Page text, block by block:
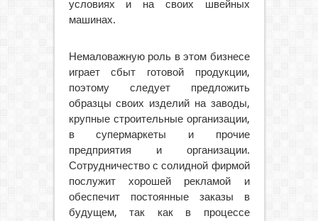
условиях и на своих швейных
машинах.
Немаловажную роль в этом бизнесе
играет сбыт готовой продукции,
поэтому следует предложить
образцы своих изделий на заводы,
крупные строительные организации,
в супермаркеты и прочие
предприятия и организации.
Сотрудничество с солидной фирмой
послужит хорошей рекламой и
обеспечит постоянные заказы в
будущем, так как в процессе